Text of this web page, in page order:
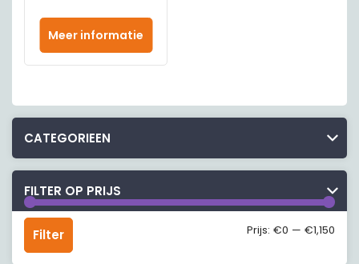
Meer informatie
CATEGORIEEN
FILTER OP PRIJS
Min.
prijs
Max.
prijs
Filter Prijs: €0 — €1,150